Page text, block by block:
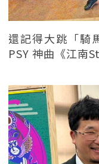
還記得大跳「騎
PSY 神曲《江南